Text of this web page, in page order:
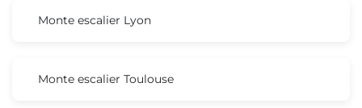
Monte escalier Lyon
Monte escalier Toulouse